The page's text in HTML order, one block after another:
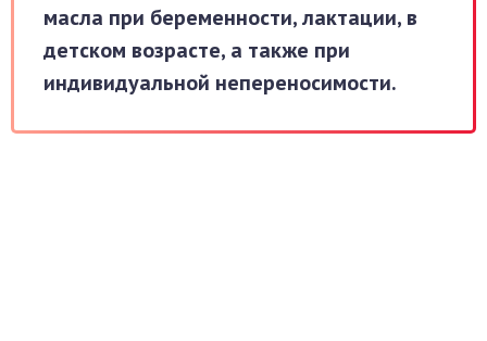
масла при беременности, лактации, в
детском возрасте, а также при
индивидуальной непереносимости.